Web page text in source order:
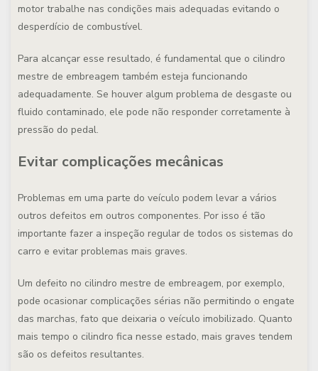
motor trabalhe nas condições mais adequadas evitando o
desperdício de combustível.
Para alcançar esse resultado, é fundamental que o cilindro
mestre de embreagem também esteja funcionando
adequadamente. Se houver algum problema de desgaste ou
fluido contaminado, ele pode não responder corretamente à
pressão do pedal.
Evitar complicações mecânicas
Problemas em uma parte do veículo podem levar a vários
outros defeitos em outros componentes. Por isso é tão
importante fazer a inspeção regular de todos os sistemas do
carro e evitar problemas mais graves.
Um defeito no cilindro mestre de embreagem, por exemplo,
pode ocasionar complicações sérias não permitindo o engate
das marchas, fato que deixaria o veículo imobilizado. Quanto
mais tempo o cilindro fica nesse estado, mais graves tendem
são os defeitos resultantes.